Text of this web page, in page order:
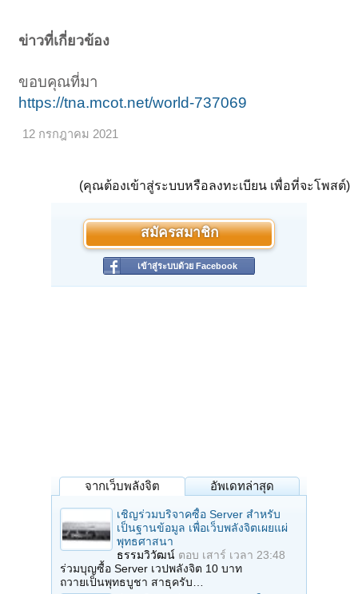
ข่าวที่เกี่ยวข้อง
ขอบคุณที่มา
https://tna.mcot.net/world-737069
12 กรกฎาคม 2021
(คุณต้องเข้าสู่ระบบหรือลงทะเบียน เพื่อที่จะโพสต์)
สมัครสมาชิก
เข้าสู่ระบบด้วย Facebook
จากเว็บพลังจิต อัพเดทล่าสุด
เชิญร่วมบริจาคซื้อ Server สำหรับ
เป็นฐานข้อมูล เพื่อเว็บพลังจิตเผยแผ่
พุทธศาสนา
ธรรมวิวัฒน์ ตอบ เสาร์ เวลา 23:48
ร่วมบุญซื้อ Server เวปพลังจิต 10 บาท
ถวายเป็นพุทธบูชา สาธุครับ…